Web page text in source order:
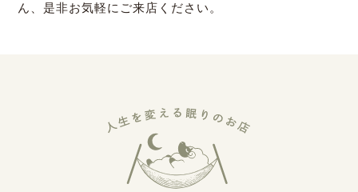
ん、是非お気軽にご来店ください。